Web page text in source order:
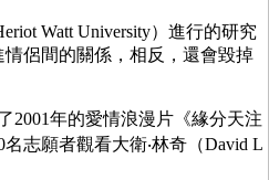
Watt University）進行的研究
侶間的關係，相反，還會毀掉
2001年的愛情浪漫片《緣分天注
名志願者觀看大衛‧林奇（David L